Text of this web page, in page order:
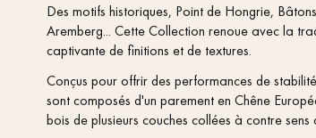
Des motifs historiques, Point de Hongrie,
Aremberg... Cette Collection renoue avec la
captivante de finitions et de textures.
Conçus pour offrir des performances de
sont composés d'un parement en Chêne
bois de plusieurs couches collées à contre